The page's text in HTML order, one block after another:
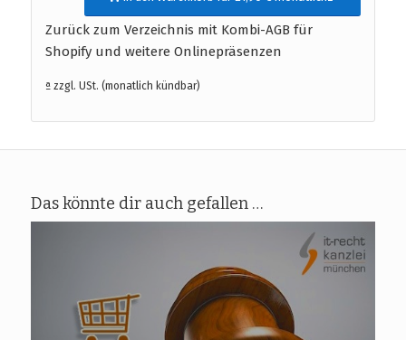
Zurück zum Verzeichnis mit Kombi-AGB für
Shopify und weitere Onlinepräsenzen
ª zzgl. USt. (monatlich kündbar)
Das könnte dir auch gefallen …